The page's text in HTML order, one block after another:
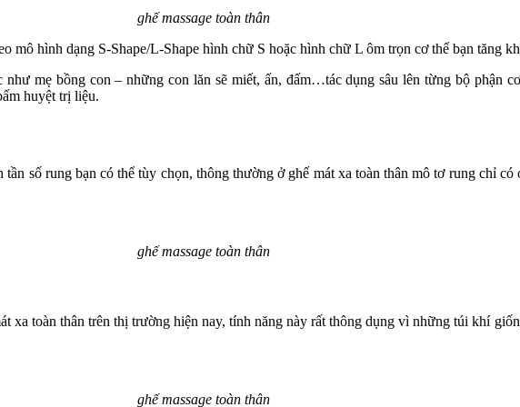
ghế massage toàn thân
mô hình dạng S-Shape/L-Shape hình chữ S hoặc hình chữ L ôm trọn cơ thể bạn tăng
mẹ bồng con – những con lăn sẽ miết, ấn, đấm…tác dụng sâu lên từng bộ phận
huyệt trị liệu.
số rung bạn có thể tùy chọn, thông thường ở ghế mát xa toàn thân mô tơ rung chỉ
ghế massage toàn thân
xa toàn thân trên thị trường hiện nay, tính năng này rất thông dụng vì những túi khí
ghế massage toàn thân